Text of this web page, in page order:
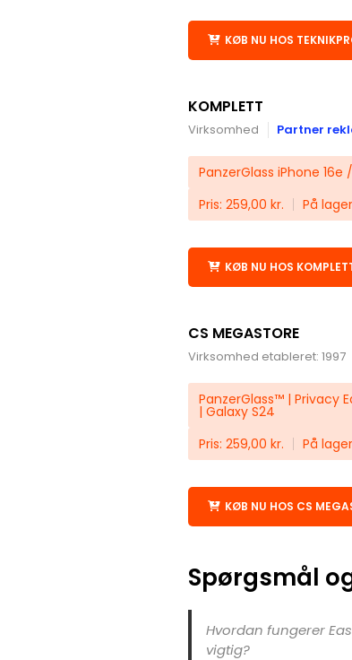
KØB NU HOS
KOMPLETT
Virksomhed Partner
PanzerGlass iPhone
Pris: 259,00 kr.
På
KØB NU HOS
CS MEGASTORE
Virksomhed etableret: 1997
PanzerGlass™ | Privacy
| Galaxy S24
Pris: 259,00 kr.
På
KØB NU HOS CS
Spørgsmål
Hvordan fungerer
vigtig?